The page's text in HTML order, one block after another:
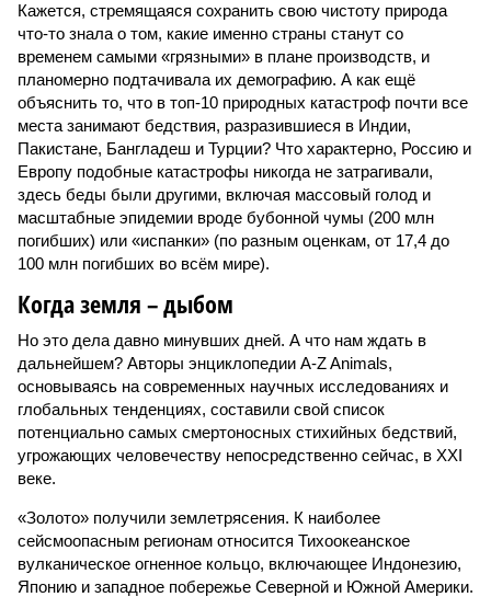
Кажется, стремящаяся сохранить свою чистоту природа
что-то знала о том, какие именно страны станут со
временем самыми «грязными» в плане производств, и
планомерно подтачивала их демографию. А как ещё
объяснить то, что в топ-10 природных катастроф почти все
места занимают бедствия, разразившиеся в Индии,
Пакистане, Бангладеш и Турции? Что характерно, Россию и
Европу подобные катастрофы никогда не затрагивали,
здесь беды были другими, включая массовый голод и
масштабные эпидемии вроде бубонной чумы (200 млн
погибших) или «испанки» (по разным оценкам, от 17,4 до
100 млн погибших во всём мире).
Когда земля – дыбом
Но это дела давно минувших дней. А что нам ждать в
дальнейшем? Авторы энциклопедии A-Z Animals,
основываясь на современных научных исследованиях и
глобальных тенденциях, составили свой список
потенциально самых смертоносных стихийных бедствий,
угрожающих человечеству непосредственно сейчас, в XXI
веке.
«Золото» получили землетрясения. К наиболее
сейсмоопасным регионам относится Тихоокеанское
вулканическое огненное кольцо, включающее Индонезию,
Японию и западное побережье Северной и Южной Америки.